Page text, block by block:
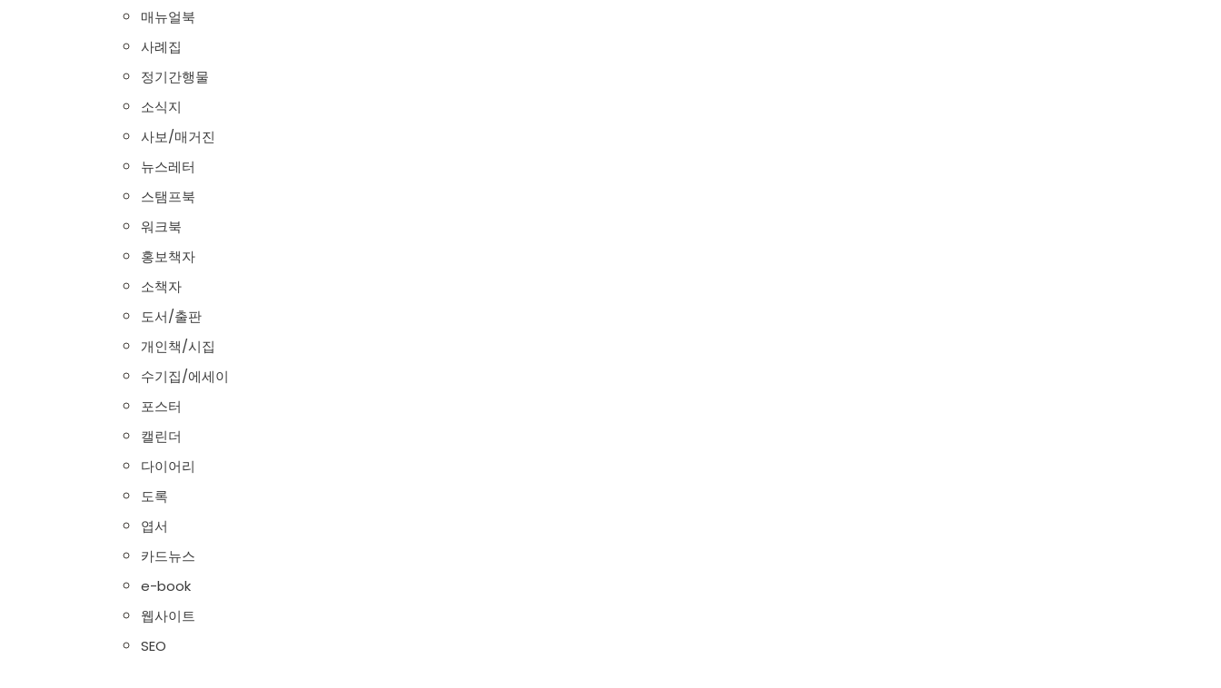
매뉴얼북
사례집
정기간행물
소식지
사보/매거진
뉴스레터
스탬프북
워크북
홍보책자
소책자
도서/출판
개인책/시집
수기집/에세이
포스터
캘린더
다이어리
도록
엽서
카드뉴스
e-book
웹사이트
SEO